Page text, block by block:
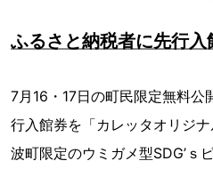
ふるさと納税者に先行入
7月16・17日の町民限定無料公
行入館券を「カレッタオリジ
波町限定のウミガメ型SDG’ｓ